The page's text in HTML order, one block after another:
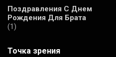
Поздравления С Днем
Рождения Для Брата
(1)
Точка зрения